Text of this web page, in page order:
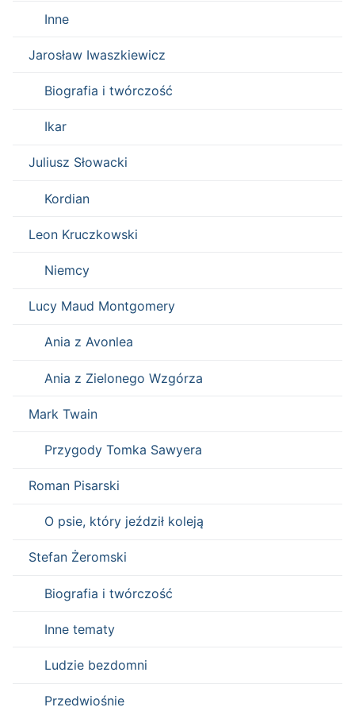
Inne
Jarosław Iwaszkiewicz
Biografia i twórczość
Ikar
Juliusz Słowacki
Kordian
Leon Kruczkowski
Niemcy
Lucy Maud Montgomery
Ania z Avonlea
Ania z Zielonego Wzgórza
Mark Twain
Przygody Tomka Sawyera
Roman Pisarski
O psie, który jeździł koleją
Stefan Żeromski
Biografia i twórczość
Inne tematy
Ludzie bezdomni
Przedwiośnie